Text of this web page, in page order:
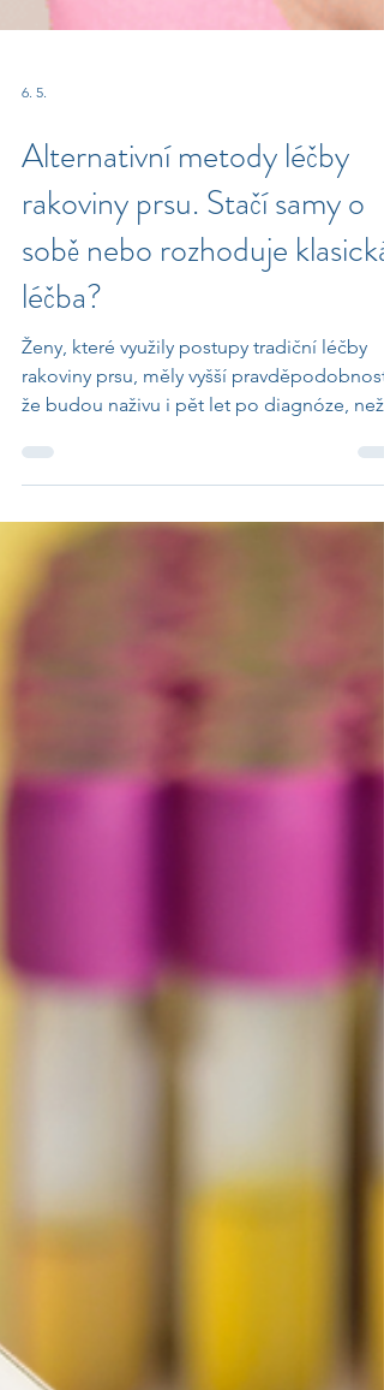
6. 5.
Alternativní metody léčby
rakoviny prsu. Stačí samy o
sobě nebo rozhoduje klasická
léčba?
Ženy, které využily postupy tradiční léčby
rakoviny prsu, měly vyšší pravděpodobnost,
Doplňky stravy, akupunktura nebo mentální
techniky nemusí být podle autorů nového
neměly nahrazovat standardní léčbu.